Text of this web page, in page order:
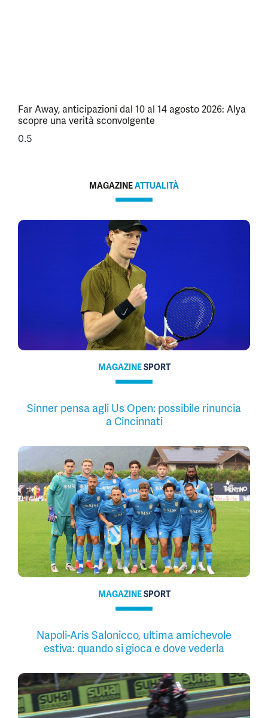
Far Away, anticipazioni dal 10 al 14 agosto 2026: Alya
scopre una verità sconvolgente
MAGAZINEATTUALITÀ
MAGAZINESPORT
Sinner pensa agli Us Open: possibile rinuncia
a Cincinnati
MAGAZINESPORT
Napoli-Aris Salonicco, ultima amichevole
estiva: quando si gioca e dove vederla